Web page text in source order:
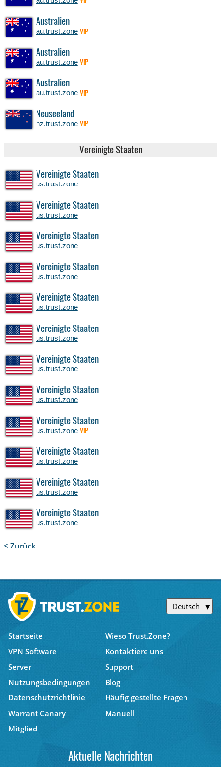
Australien
au.trust.zone VIP
Australien
au.trust.zone VIP
Australien
au.trust.zone VIP
Neuseeland
nz.trust.zone VIP
Vereinigte Staaten
Vereinigte Staaten
us.trust.zone
Vereinigte Staaten
us.trust.zone
Vereinigte Staaten
us.trust.zone
Vereinigte Staaten
us.trust.zone
Vereinigte Staaten
us.trust.zone
Vereinigte Staaten
us.trust.zone
Vereinigte Staaten
us.trust.zone
Vereinigte Staaten
us.trust.zone
Vereinigte Staaten
us.trust.zone VIP
Vereinigte Staaten
us.trust.zone
Vereinigte Staaten
us.trust.zone
Vereinigte Staaten
us.trust.zone
< Zurück
Deutsch
Startseite
Wieso Trust.Zone?
VPN Software
Kontaktiere uns
Server
Support
Nutzungsbedingungen
Blog
Datenschutzrichtlinie
Häufig gestellte Fragen
Warrant Canary
Manuell
Mitglied
Aktuelle Nachrichten